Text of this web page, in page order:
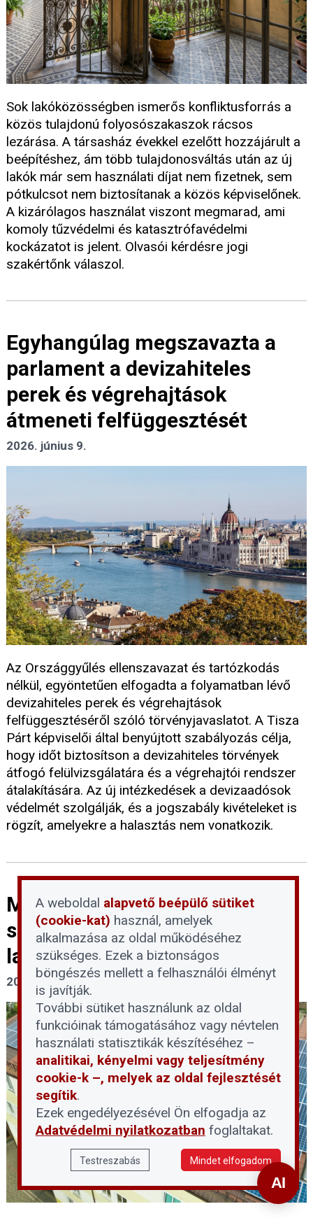
Sok lakóközösségben ismerős konfliktusforrás a
közös tulajdonú folyosószakaszok rácsos
lezárása. A társasház évekkel ezelőtt hozzájárult a
beépítéshez, ám több tulajdonosváltás után az új
lakók már sem használati díjat nem fizetnek, sem
pótkulcsot nem biztosítanak a közös képviselőnek.
A kizárólagos használat viszont megmarad, ami
komoly tűzvédelmi és katasztrófavédelmi
kockázatot is jelent. Olvasói kérdésre jogi
szakértőnk válaszol.
Egyhangúlag megszavazta a
parlament a devizahiteles
perek és végrehajtások
átmeneti felfüggesztését
2026. június 9.
Az Országgyűlés ellenszavazat és tartózkodás
nélkül, egyöntetűen elfogadta a folyamatban lévő
devizahiteles perek és végrehajtások
felfüggesztéséről szóló törvényjavaslatot. A Tisza
Párt képviselői által benyújtott szabályozás célja,
hogy időt biztosítson a devizahiteles törvények
átfogó felülvizsgálatára és a végrehajtói rendszer
átalakítására. Az új intézkedések a devizaadósok
védelmét szolgálják, és a jogszabály kivételeket is
rögzít, amelyekre a halasztás nem vonatkozik.
Mentőövet kér a napelemes
szövetség a félbemaradt
lakossági projekteknek
2026. június 8.
A weboldal alapvető beépülő sütiket
(cookie-kat) használ, amelyek
alkalmazása az oldal működéséhez
szükséges. Ezek a biztonságos
böngészés mellett a felhasználói élményt
is javítják.
További sütiket használunk az oldal
funkcióinak támogatásához vagy névtelen
használati statisztikák készítéséhez –
analitikai, kényelmi vagy teljesítmény
cookie-k –, melyek az oldal fejlesztését
segítik.
Ezek engedélyezésével Ön elfogadja az
Adatvédelmi nyilatkozatban foglaltakat.
Testreszabás Mindet elfogadom